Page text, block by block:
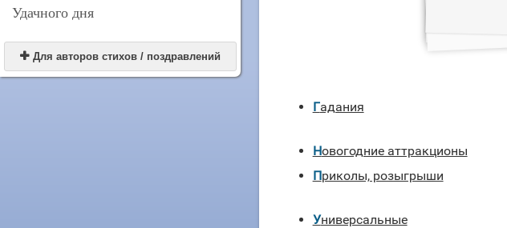
Удачного дня
 Для авторов стихов / поздравлений
Гадания
Новогодние аттракционы
Приколы, розыгрыши
универсальные